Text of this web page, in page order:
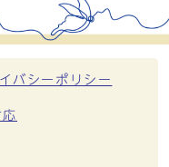
バシーポリシー